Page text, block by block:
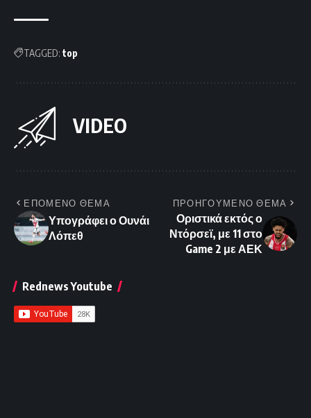
TAGGED: top
VIDEO
ΕΠΟΜΕΝΟ ΘΕΜΑ
Υπογράφει ο Ουνάι
Λόπεθ
ΠΡΟΗΓΟΥΜΕΝΟ ΘΕΜΑ
Οριστικά εκτός ο
Ντόρσεϊ, με 11 στο
Game 2 με ΑΕΚ
Rednews Youtube